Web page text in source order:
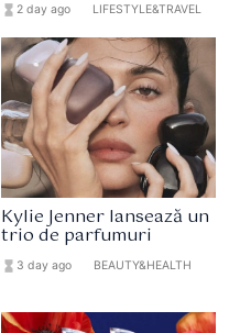
hourglass_full 2 day ago LIFESTYLE&TRAVEL
Kylie Jenner lansează un
trio de parfumuri
hourglass_full 3 day ago BEAUTY&HEALTH